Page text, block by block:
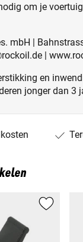
om je
mbH |
|
en
jonger dan 3